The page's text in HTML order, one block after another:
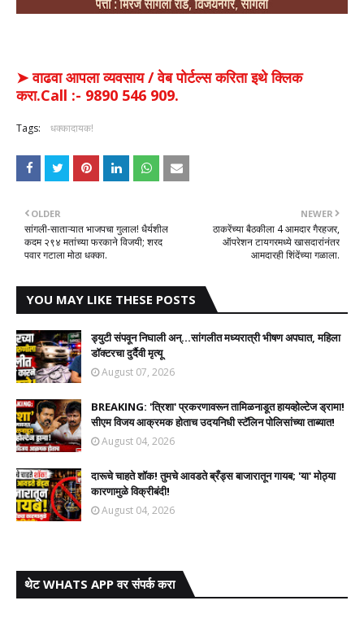
➤ वाढवा आपला व्यवसाय / वेब पोर्टल्स करिता इथे क्लिक
करा.Call :- 9890 546 909.
Tags: धक्कादायक!
NEWER
ठाकरेंच्या बैठकीला 4 आमदार गैरहजर,
ऑपरेशन टायगरमध्ये खासदारांनंतर
आमदारही शिंदेंच्या गळाला.
OLDER
सांगली-साताऱ्यात भाजपचा गुलाल! धैर्यशील
कदम २९४ मतांच्या फरकाने विजयी; शरद
पवार गटाला मोठा धक्का.
YOU MAY LIKE THESE POSTS
ड्युटी संपवून निघाली अन्...सांगलीत मध्यरात्री भीषण अपघात, महिला
डॉक्टरचा दुर्दैवी मृत्यू
August 07, 2026
BREAKING: 'त्रिशा' प्रकरणावरून तामिळनाडूत हायव्होल्टेज ड्रामा!
सीएम विजय आक्रमक होताच उदयनिधी स्टॅलिन पोलिसांच्या ताब्यात!
August 04, 2026
दारूचे चाहते शॉक! तुमचे आवडते ब्रँड्स बाजारातून गायब; 'या' मोठ्या
कारणामुळे विक्रीबंदी!
August 04, 2026
थेट WHATS APP वर संपर्क करा